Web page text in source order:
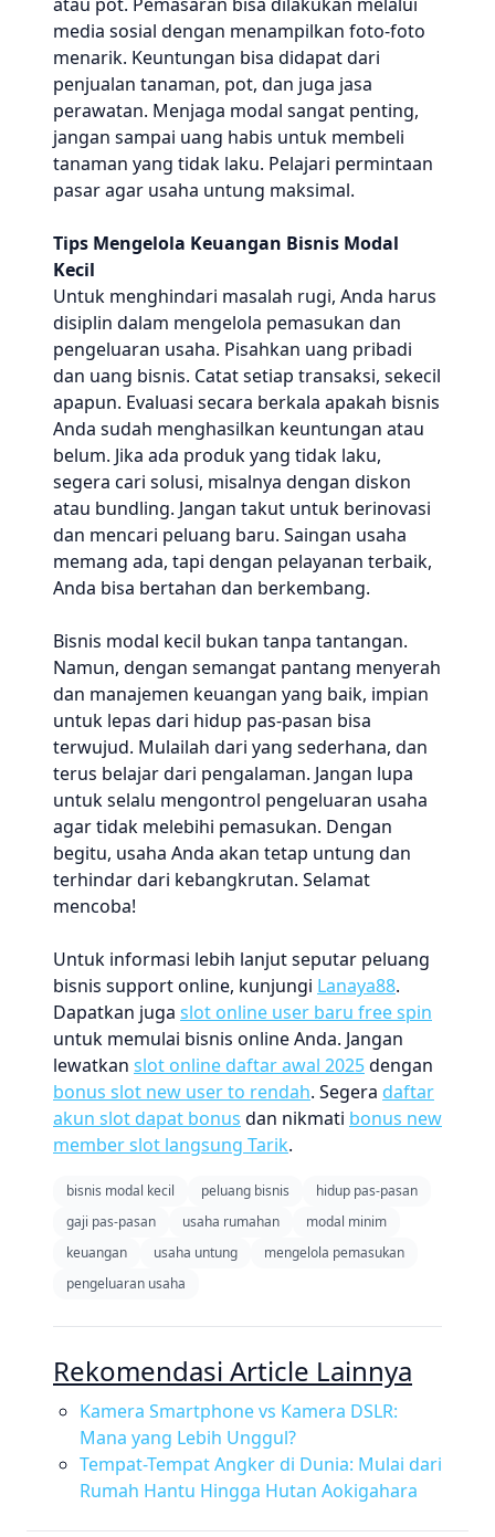
media sosial dengan menampilkan foto-foto
menarik. Keuntungan bisa didapat dari
penjualan tanaman, pot, dan juga jasa
perawatan. Menjaga modal sangat penting,
jangan sampai uang habis untuk membeli
tanaman yang tidak laku. Pelajari permintaan
pasar agar usaha untung maksimal.
Tips Mengelola Keuangan Bisnis Modal
Kecil
Untuk menghindari masalah rugi, Anda harus
disiplin dalam mengelola pemasukan dan
pengeluaran usaha. Pisahkan uang pribadi
dan uang bisnis. Catat setiap transaksi, sekecil
apapun. Evaluasi secara berkala apakah bisnis
Anda sudah menghasilkan keuntungan atau
belum. Jika ada produk yang tidak laku,
segera cari solusi, misalnya dengan diskon
atau bundling. Jangan takut untuk berinovasi
dan mencari peluang baru. Saingan usaha
memang ada, tapi dengan pelayanan terbaik,
Anda bisa bertahan dan berkembang.
Bisnis modal kecil bukan tanpa tantangan.
Namun, dengan semangat pantang menyerah
dan manajemen keuangan yang baik, impian
untuk lepas dari hidup pas-pasan bisa
terwujud. Mulailah dari yang sederhana, dan
terus belajar dari pengalaman. Jangan lupa
untuk selalu mengontrol pengeluaran usaha
agar tidak melebihi pemasukan. Dengan
begitu, usaha Anda akan tetap untung dan
terhindar dari kebangkrutan. Selamat
mencoba!
Untuk informasi lebih lanjut seputar peluang
bisnis support online, kunjungi Lanaya88.
Dapatkan juga slot online user baru free spin
untuk memulai bisnis online Anda. Jangan
lewatkan slot online daftar awal 2025dengan
bonus slot new user to rendah. Segera daftar
akun slot dapat bonus dan nikmati bonus new
member slot langsung Tarik.
bisnis modal kecil peluang bisnis
hidup pas-pasan
gaji pas-pasan
usaha rumahan
modal minim
keuangan
usaha untung
mengelola pemasukan
pengeluaran usaha
Rekomendasi Article Lainnya
Kamera Smartphone vs Kamera DSLR:
Mana yang Lebih Unggul?
Tempat-Tempat Angker di Dunia: Mulai dari
Rumah Hantu Hingga Hutan Aokigahara